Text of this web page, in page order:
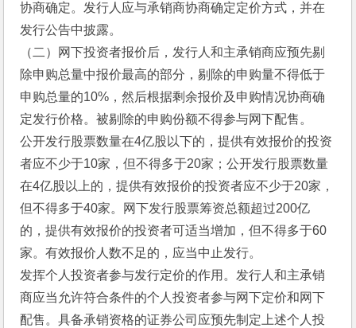
协商确定。发行人应与承销商协商确定定价方式，并在
发行公告中披露。
（二）网下投资者报价后，发行人和主承销商应预先剔
除申购总量中报价最高的部分，剔除的申购量不得低于
申购总量的10%，然后根据剩余报价及申购情况协商确
定发行价格。被剔除的申购份额不得参与网下配售。
公开发行股票数量在4亿股以下的，提供有效报价的投资
者应不少于10家，但不得多于20家；公开发行股票数量
在4亿股以上的，提供有效报价的投资者应不少于20家，
但不得多于40家。网下发行股票筹资总额超过200亿
的，提供有效报价的投资者可适当增加，但不得多于60
家。有效报价人数不足的，应当中止发行。
发挥个人投资者参与发行定价的作用。发行人和主承销
商应当允许符合条件的个人投资者参与网下定价和网下
配售。具备承销资格的证券公司应预先制定上述个人投